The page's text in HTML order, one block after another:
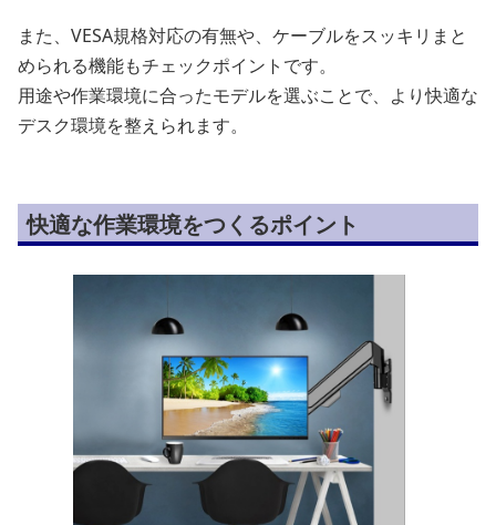
また、VESA規格対応の有無や、ケーブルをスッキリまと
められる機能もチェックポイントです。
用途や作業環境に合ったモデルを選ぶことで、より快適な
デスク環境を整えられます。
快適な作業環境をつくるポイント